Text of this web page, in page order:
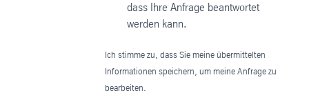
dass Ihre Anfrage beantwortet
werden kann.
Ich stimme zu, dass Sie meine übermittelten
Informationen speichern, um meine Anfrage zu
bearbeiten.